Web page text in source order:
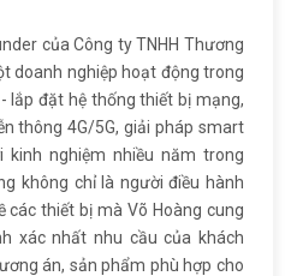
của Công ty TNHH Thương
doanh nghiệp hoạt động trong
lắp đặt hệ thống thiết bị mạng,
thông 4G/5G, giải pháp smart
kinh nghiệm nhiều năm trong
không chỉ là người điều hành
các thiết bị mà Võ Hoàng cung
xác nhất nhu cầu của khách
án, sản phẩm phù hợp cho